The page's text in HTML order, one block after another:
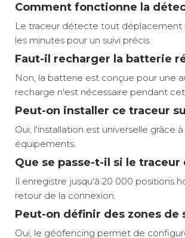
Comment fonctionne la
Le traceur détecte tout déplacement
les minutes pour un suivi précis.
Faut-il recharger la batterie
Non, la batterie est conçue pour une
recharge n'est nécessaire pendant
Peut-on installer ce traceur
Oui, l'installation est universelle grâce
équipements.
Que se passe-t-il si le
Il enregistre jusqu'à 20 000 positions
retour de la connexion.
Peut-on définir des zones de
Oui, le géofencing permet de